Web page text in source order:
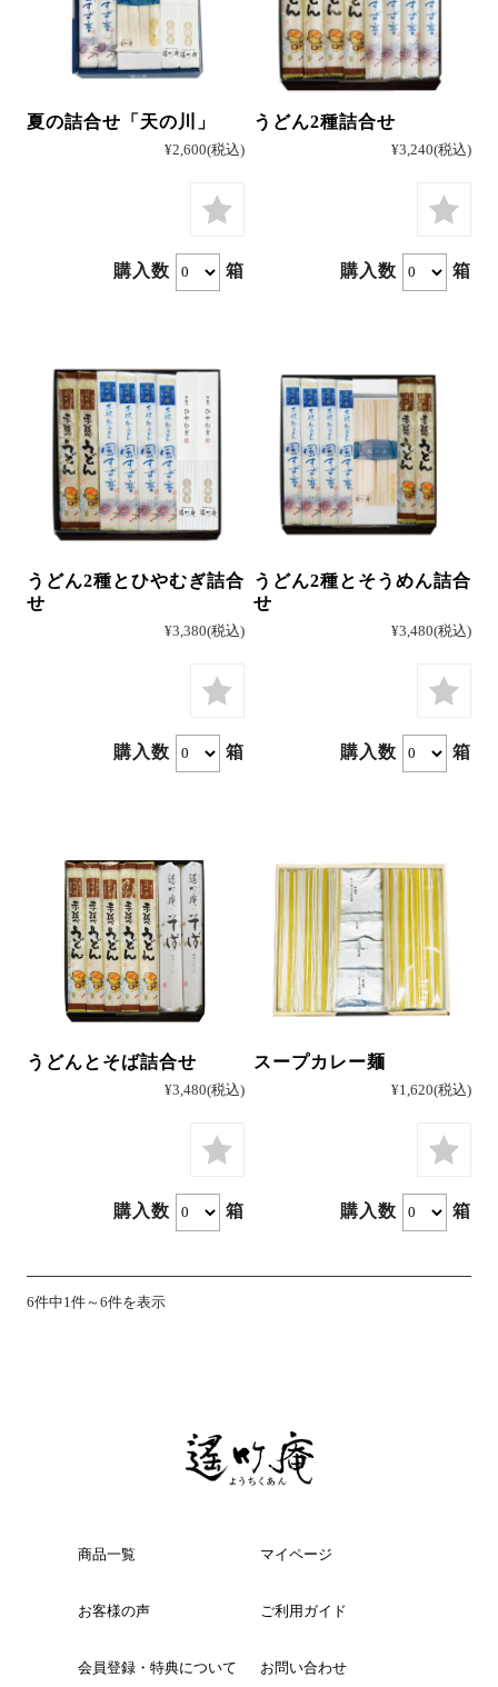
商品一覧
マイページ
よくあるご質問
ご利用ガイド
会員登録・特典について
会社案内
プライバシーポリシー
詰合せ
冷凍
夏の詰合せ「天の川」
¥2,600(税込)
購入数 箱
うどん2種詰合せ
¥3,240(税込)
購入数 箱
うどん2種とひやむぎ詰合
せ
¥3,380(税込)
購入数 箱
うどん2種とそうめん詰合
せ
¥3,480(税込)
購入数 箱
うどんとそば詰合せ
¥3,480(税込)
購入数 箱
スープカレー麺
¥1,620(税込)
購入数 箱
6件中1件～6件を表示
商品一覧 マイページ
お客様の声 ご利用ガイド
会員登録・特典について お問い合わせ